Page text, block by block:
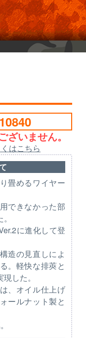
10840
ざいません。
はこちら
畳めるワイヤー
できなかった部
に進化して登
造の見直しによ
。軽快な排莢と
した。
、オイル仕上げ
ールナット製と